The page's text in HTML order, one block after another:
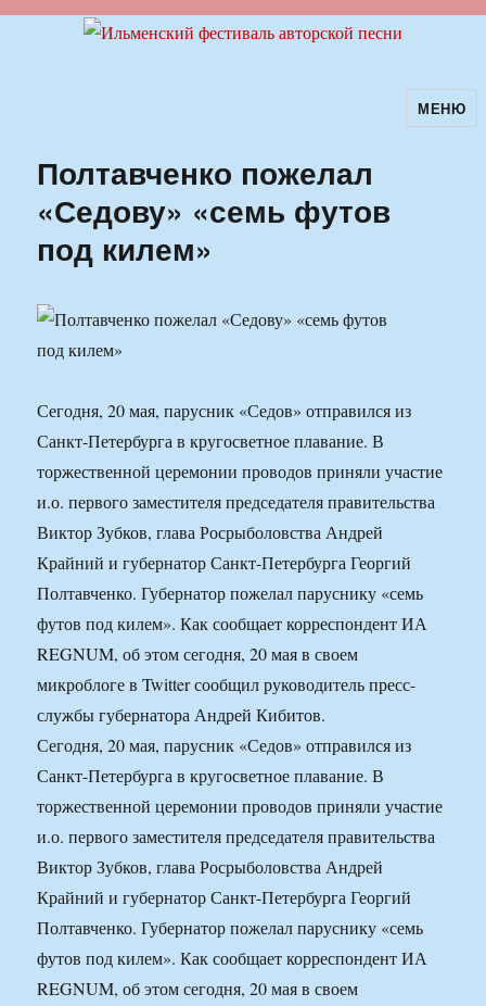
Ильменский фестиваль авторскойМЕНЮ
Полтавченко пожелал
«Седову» «семь футов
под килем»
Сегодня, 20 мая, парусник «Седов» отправился из
Санкт-Петербурга в кругосветное плавание. В
торжественной церемонии проводов приняли участие
и.о. первого заместителя председателя правительства
Виктор Зубков, глава Росрыболовства Андрей
Крайний и губернатор Санкт-Петербурга Георгий
Полтавченко. Губернатор пожелал паруснику «семь
футов под килем». Как сообщает корреспондент ИА
REGNUM, об этом сегодня, 20 мая в своем
микроблоге в Twitter сообщил руководитель пресс-
службы губернатора Андрей Кибитов.
Сегодня, 20 мая, парусник «Седов» отправился из
Санкт-Петербурга в кругосветное плавание. В
торжественной церемонии проводов приняли участие
и.о. первого заместителя председателя правительства
Виктор Зубков, глава Росрыболовства Андрей
Крайний и губернатор Санкт-Петербурга Георгий
Полтавченко. Губернатор пожелал паруснику «семь
футов под килем». Как сообщает корреспондент ИА
REGNUM, об этом сегодня, 20 мая в своем